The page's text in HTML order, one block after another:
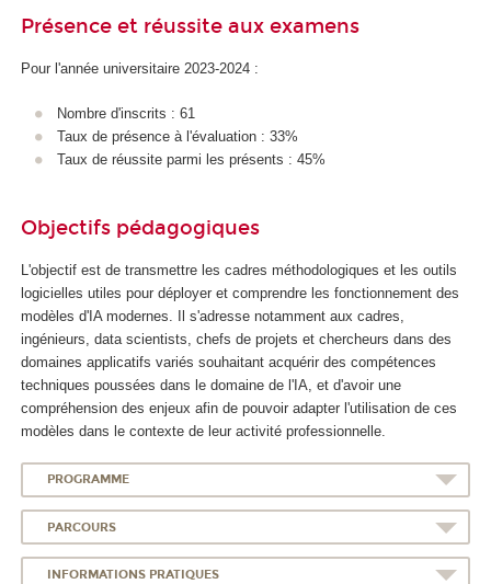
Présence et réussite aux examens
Pour l'année universitaire 2023-2024 :
Nombre d'inscrits : 61
Taux de présence à l'évaluation : 33%
Taux de réussite parmi les présents : 45%
Objectifs pédagogiques
L'objectif est de transmettre les cadres méthodologiques et les outils
logicielles utiles pour déployer et comprendre les fonctionnement des
modèles d'IA modernes. Il s'adresse notamment aux cadres,
ingénieurs, data scientists, chefs de projets et chercheurs dans des
domaines applicatifs variés souhaitant acquérir des compétences
techniques poussées dans le domaine de l'IA, et d'avoir une
compréhension des enjeux afin de pouvoir adapter l'utilisation de ces
modèles dans le contexte de leur activité professionnelle.
PROGRAMME
PARCOURS
INFORMATIONS PRATIQUES